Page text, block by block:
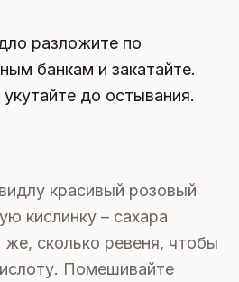
разложите по
банкам и закатайте.
до остывания.
красивый розовый
кислинку – сахара
же, сколько ревеня, чтобы
Помешивайте